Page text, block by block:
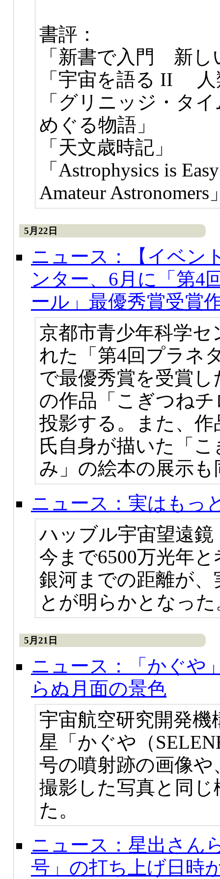
書評：
「新書で入門 新し
「宇宙を語る II 人
「グリニッジ・タ
めぐる物語」
「天文歳時記」
「Astrophysics is
Amateur Astronomers
5月22日
ニュース：【イベン
ンター、6月に「第4
ール」最優秀賞受賞
京都市青少年科学
れた「第4回プラネ
で最優秀賞を受賞
の作品「こぎつね
投影する。また、
氏自身が描いた「
み」の絵本の展示
ニュース：実はもっ
ハッブル宇宙望遠
今まで6500万光年
銀河までの距離が
とが明らかとなった
5月21日
ニュース：「かぐや
らぬ月面の景色
宇宙航空研究開発
星「かぐや（
号の噴射跡の画像
撮影した写真と同
た。
ニュース：星出さん
号」の打ち上げ日時